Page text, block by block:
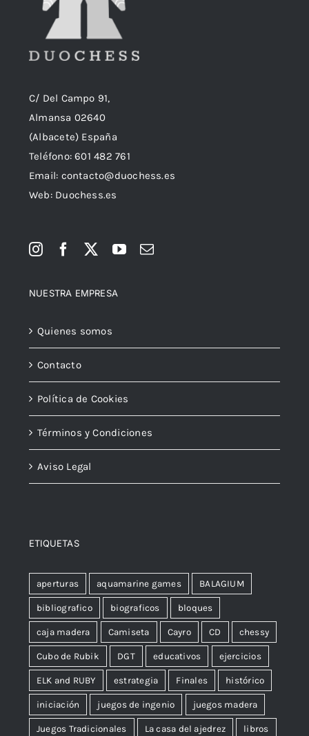
C/ Del Campo 91,
Almansa 02640
(Albacete) España
Teléfono:601 482 761
Email: contacto@duochess.es
Web: Duochess.es
NUESTRA EMPRESA
Quienes somos
Contacto
Política de Cookies
Términos y Condiciones
Aviso Legal
ETIQUETAS
aperturas aquamarine games BALAGIUM
bibliografico biograficos bloques
caja madera Camiseta Cayro CD chessy
Cubo de Rubik DGT educativos ejercicios
ELK and RUBY estrategia Finales histórico
iniciación juegos de ingenio juegos madera
Juegos Tradicionales La casa del ajedrez libros